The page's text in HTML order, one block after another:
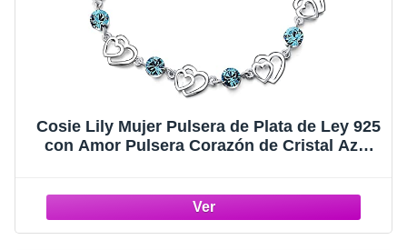
Cosie Lily Mujer Pulsera de Plata de Ley 925
con Amor Pulsera Corazón de Cristal Azul